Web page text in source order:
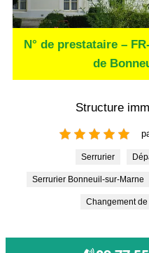
N° de prestataire –
de
Structure
Serrurier
Serrurier Bonneuil-sur-Marne
Changement